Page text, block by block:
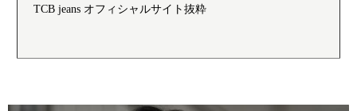
TCB jeans オフィシャルサイト抜粋